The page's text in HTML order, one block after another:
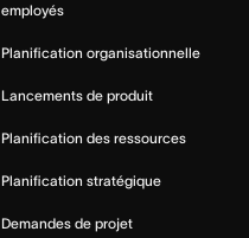
employés
Planification organisationnelle
Lancements de produit
Planification des ressources
Planification stratégique
Demandes de projet